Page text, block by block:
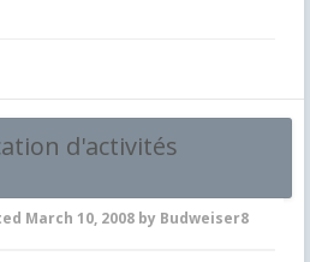
d'activités
March 10, 2008 by Budweiser8